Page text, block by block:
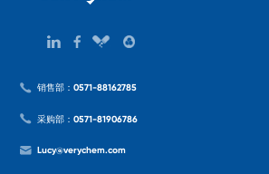
销售部：0571-88162785
采购部：0571-81906786
Lucy@verychem.com